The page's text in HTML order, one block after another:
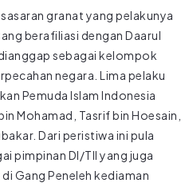
granat yang pelakunya
berafiliasi dengan Daarul
sebagai kelompok
negara. Lima pelaku
Pemuda Islam Indonesia
Mohamad, Tasrif bin Hoesain,
Dari peristiwa ini pula
pimpinan DI/TII yang juga
Gang Peneleh kediaman